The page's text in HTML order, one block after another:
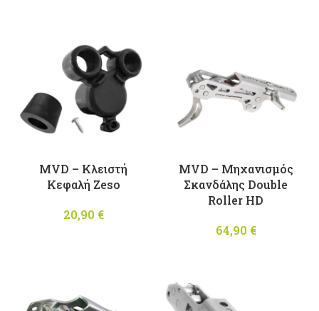
MVD – Κλειστή
Κεφαλή Zeso
20,90 €
MVD – Μηχανισμός
Σκανδάλης Double
Roller HD
64,90 €